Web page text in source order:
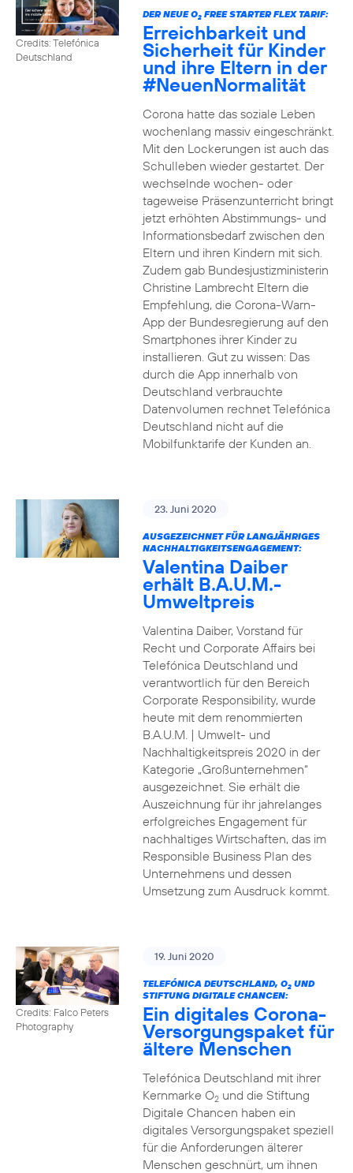
Credits: Telefónica
Deutschland
DER NEUE O2FREE STARTER FLEX TARIF:
Erreichbarkeit und
Sicherheit für Kinder
und ihre Eltern in der
#NeuenNormalität
Corona hatte das soziale Leben
wochenlang massiv eingeschränkt.
Mit den Lockerungen ist auch das
Schulleben wieder gestartet. Der
wechselnde wochen- oder
tageweise Präsenzunterricht bringt
jetzt erhöhten Abstimmungs- und
Informationsbedarf zwischen den
Eltern und ihren Kindern mit sich.
Zudem gab Bundesjustizministerin
Christine Lambrecht Eltern die
Empfehlung, die Corona-Warn-
App der Bundesregierung auf den
Smartphones ihrer Kinder zu
installieren. Gut zu wissen: Das
durch die App innerhalb von
Deutschland verbrauchte
Datenvolumen rechnet Telefónica
Deutschland nicht auf die
Mobilfunktarife der Kunden an.
23. Juni 2020
AUSGEZEICHNET FÜR LANGJÄHRIGES
NACHHALTIGKEITSENGAGEMENT:
Valentina Daiber
erhält B.A.U.M.-
Umweltpreis
Valentina Daiber, Vorstand für
Recht und Corporate Affairs bei
Telefónica Deutschland und
verantwortlich für den Bereich
Corporate Responsibility, wurde
heute mit dem renommierten
B.A.U.M. | Umwelt- und
Nachhaltigkeitspreis 2020 in der
Kategorie „Großunternehmen“
ausgezeichnet. Sie erhält die
Auszeichnung für ihr jahrelanges
erfolgreiches Engagement für
nachhaltiges Wirtschaften, das im
Responsible Business Plan des
Unternehmens und dessen
Umsetzung zum Ausdruck kommt.
Credits: Falco Peters
Photography
19. Juni 2020
TELEFÓNICA DEUTSCHLAND, O2UND
STIFTUNG DIGITALE CHANCEN:
Ein digitales Corona-
Versorgungspaket für
ältere Menschen
Telefónica Deutschland mit ihrer
Kernmarke O2und die Stiftung
Digitale Chancen haben ein
digitales Versorgungspaket speziell
für die Anforderungen älterer
Menschen geschnürt, um ihnen